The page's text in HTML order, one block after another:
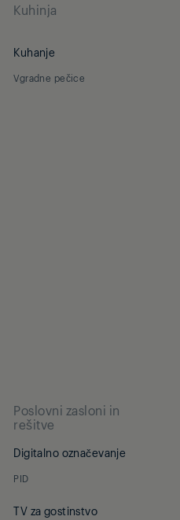
Kuhinja
Kuhanje
Vgradne pečice
Poslovni zasloni in
rešitve
Digitalno označevanje
PID
TV za gostinstvo